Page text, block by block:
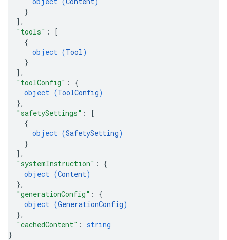
}
] ,
"tools" :
[
{
object (Tool)
}
] ,
"toolConfig" : {
object (ToolConfig)
},
"safetySettings" :
[
{
object (SafetySetting)
}
] ,
"systemInstruction" : {
object (Content)
},
"generationConfig" : {
object (GenerationConfig)
},
"cachedContent" : string
}